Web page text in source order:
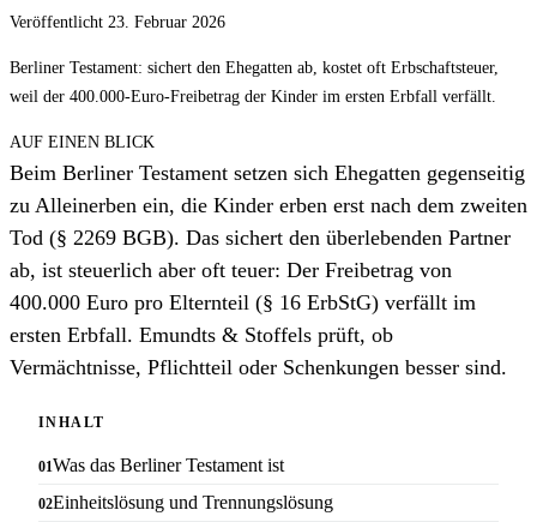
Veröffentlicht 23. Februar 2026
Berliner Testament: sichert den Ehegatten ab, kostet oft Erbschaftsteuer,
weil der 400.000-Euro-Freibetrag der Kinder im ersten Erbfall verfällt.
AUF EINEN BLICK
Beim Berliner Testament setzen sich Ehegatten gegenseitig
zu Alleinerben ein, die Kinder erben erst nach dem zweiten
Tod (§ 2269 BGB). Das sichert den überlebenden Partner
ab, ist steuerlich aber oft teuer: Der Freibetrag von
400.000 Euro pro Elternteil (§ 16 ErbStG) verfällt im
ersten Erbfall. Emundts & Stoffels prüft, ob
Vermächtnisse, Pflichtteil oder Schenkungen besser sind.
INHALT
Was das Berliner Testament ist
Einheitslösung und Trennungslösung